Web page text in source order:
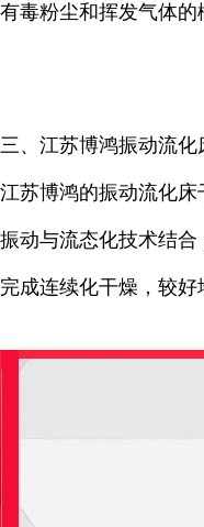
有毒粉尘和挥发气体的
三、江苏博鸿振动流
江苏博鸿的振动流化床
振动与流态化技术结
完成连续化干燥，较好